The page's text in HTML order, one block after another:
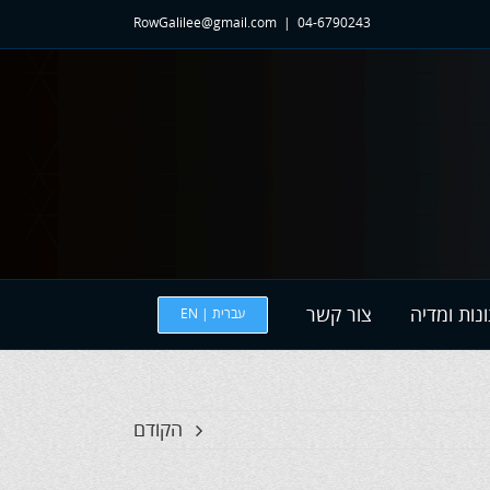
04-6790243
RowGalilee@gmail.com
ומדיה צור קשר עברית | EN
הקודם